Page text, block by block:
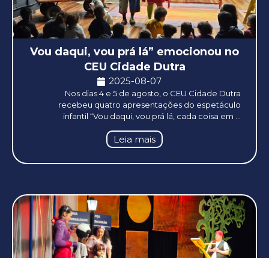
Vou daqui, vou prá lá” emocionou no
CEU Cidade Dutra
2025-08-07
Nos dias 4 e 5 de agosto, o CEU Cidade Dutra
recebeu quatro apresentações do espetáculo
infantil “Vou daqui, vou prá lá, cada coisa em ...
Leia mais